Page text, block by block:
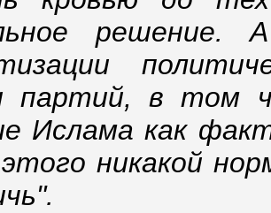
партий, в том
Ислама как
никакой